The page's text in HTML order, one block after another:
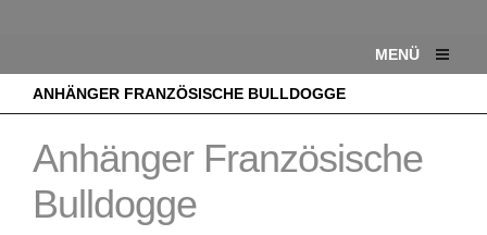
MENÜ
ANHÄNGER FRANZÖSISCHE BULLDOGGE
Anhänger Französische
Bulldogge